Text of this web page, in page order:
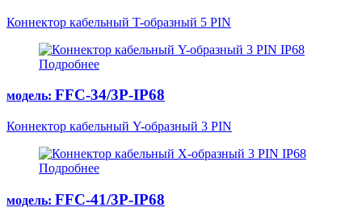
Коннектор кабельный T-образный 5 PIN
IP68
Подробнее
модель: FFC-34/3Р-IP68
Коннектор кабельный Y-образный 3 PIN
IP68
Подробнее
модель: FFC-41/3Р-IP68